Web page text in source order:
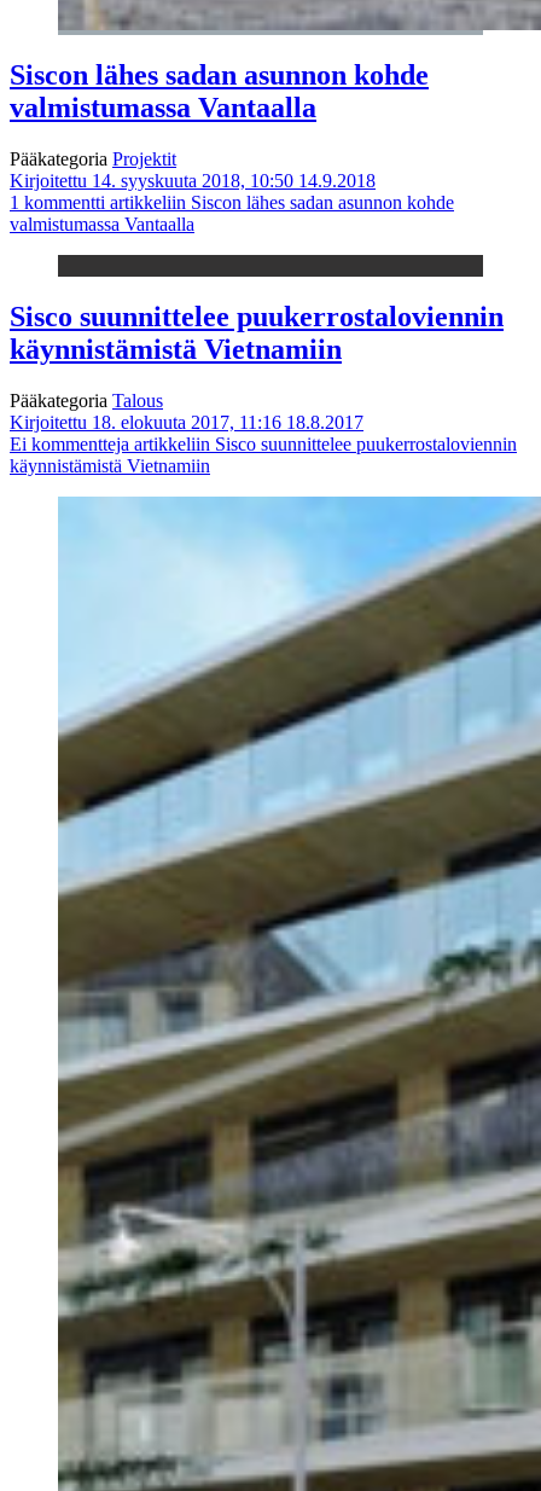
Siscon lähes sadan asunnon kohde
valmistumassa Vantaalla
Pääkategoria Projektit
Kirjoitettu 14. syyskuuta 2018, 10:50 14.9.2018
1 kommentti artikkeliin Siscon lähes sadan asunnon kohde
valmistumassa Vantaalla
Sisco suunnittelee puukerrostaloviennin
käynnistämistä Vietnamiin
Pääkategoria Talous
Kirjoitettu 18. elokuuta 2017, 11:16 18.8.2017
Ei kommentteja artikkeliin Sisco suunnittelee puukerrostaloviennin
käynnistämistä Vietnamiin